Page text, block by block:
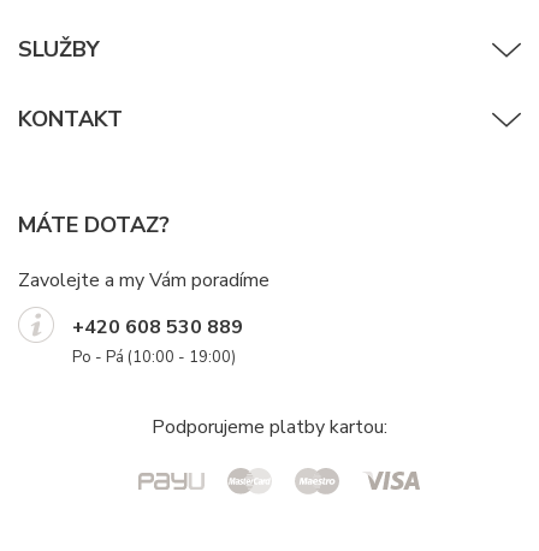
SLUŽBY
KONTAKT
MÁTE DOTAZ?
Zavolejte a my Vám poradíme
+420 608 530 889
Po - Pá (10:00 - 19:00)
Podporujeme platby kartou: